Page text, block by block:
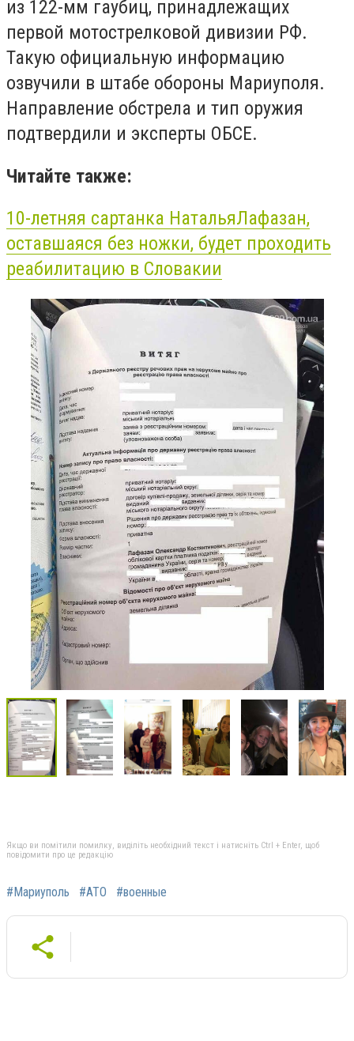
из 122-мм гаубиц, принадлежащих
первой мотострелковой дивизии РФ.
Такую официальную информацию
озвучили в штабе обороны Мариуполя.
Направление обстрела и тип оружия
подтвердили и эксперты ОБСЕ.
Читайте также:
10-летняя сартанка НатальяЛафазан,
оставшаяся без ножки, будет проходить
реабилитацию в Словакии
Якщо ви помітили помилку, виділіть необхідний текст і натисніть Ctrl + Enter, щоб
повідомити про це редакцію
#Мариуполь #АТО #военные